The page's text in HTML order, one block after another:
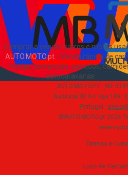
Comprar e vender carros e motas
AUTO.MOTO.pt- Venda rápida de
motas, comerciais, pesados,
autocaravanas
AUTO.MOTO.PT · NIF
Nacional N10-1 loja 189,
Portugal ·
©AUTO.MOTO.pt 2026
Termos e
Livro de